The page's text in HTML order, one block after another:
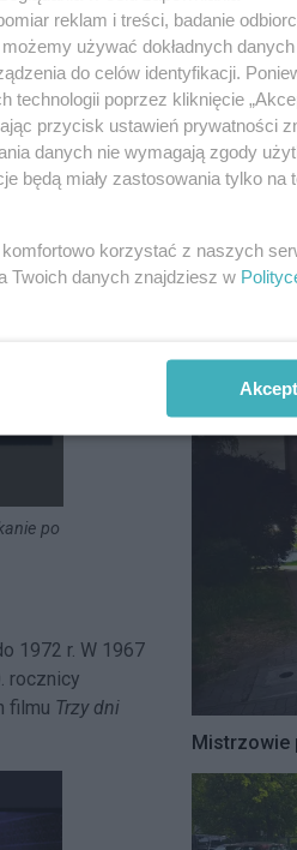
po
1972 r. W 1967
rocznicy
filmu Trzy dni
Mistrzowie
Mistrzowie
reklam i treści, badanie
używać dokładnych danych
do celów identyfikacji.
poprzez kliknięcie
przycisk ustawień prywatności
danych nie wymagają zgody
będą miały zastosowania tylko na
korzystać z naszych
Twoich danych znajdziesz w